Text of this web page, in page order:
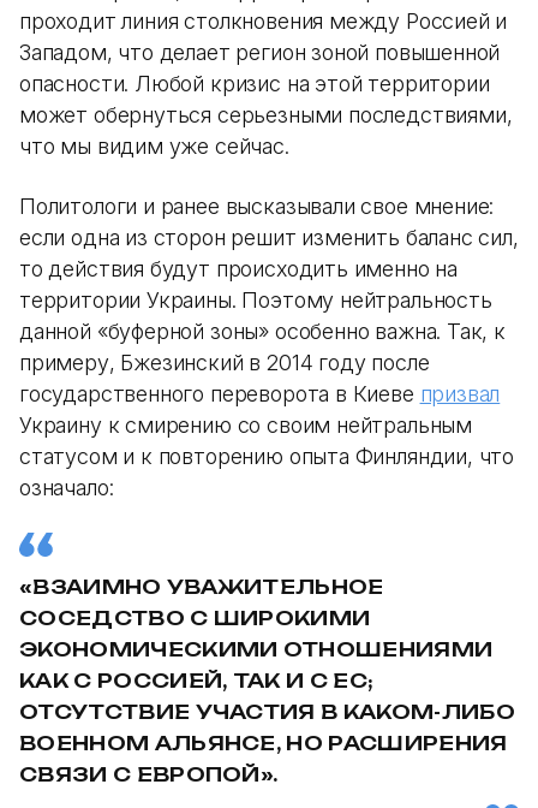
проходит линия столкновения между Россией и
Западом, что делает регион зоной повышенной
опасности. Любой кризис на этой территории
может обернуться серьезными последствиями,
что мы видим уже сейчас.
Политологи и ранее высказывали свое мнение:
если одна из сторон решит изменить баланс сил,
то действия будут происходить именно на
территории Украины. Поэтому нейтральность
данной «‎буферной зоны» особенно важна. Так, к
примеру, Бжезинский в 2014 году после
государственного переворота в Киеве призвал
Украину к смирению со своим нейтральным
статусом и к повторению опыта Финляндии, что
означало:
«ВЗАИМНО УВАЖИТЕЛЬНОЕ
СОСЕДСТВО С ШИРОКИМИ
ЭКОНОМИЧЕСКИМИ ОТНОШЕНИЯМИ
КАК С РОССИЕЙ, ТАК И С ЕС;
ОТСУТСТВИЕ УЧАСТИЯ В КАКОМ-ЛИБО
ВОЕННОМ АЛЬЯНСЕ, НО РАСШИРЕНИЯ
СВЯЗИ С ЕВРОПОЙ».